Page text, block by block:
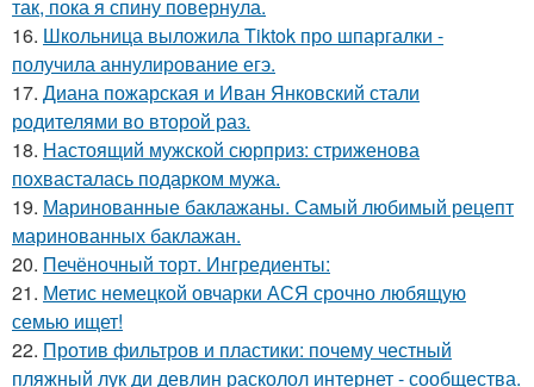
так, пока я спину повернула.
16. Школьница выложила Tiktok про шпаргалки -
получила аннулирование егэ.
17. Диана пожарская и Иван Янковский стали
родителями во второй раз.
18. Настоящий мужской сюрприз: стриженова
похвасталась подарком мужа.
19. Маринованные баклажаны. Самый любимый рецепт
маринованных баклажан.
20. Печёночный торт. Ингредиенты:
21. Метис немецкой овчарки АСЯ срочно любящую
семью ищет!
22. Против фильтров и пластики: почему честный
пляжный лук ди девлин расколол интернет - сообщества.